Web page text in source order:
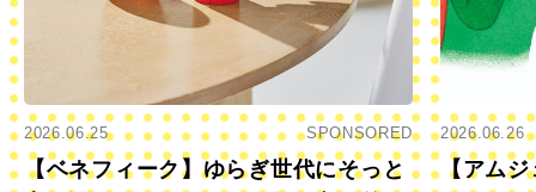
2026.06.25 SPONSORED
【ベネフィーク】ゆらぎ世代にそっと
2026.06.26
【アムジ